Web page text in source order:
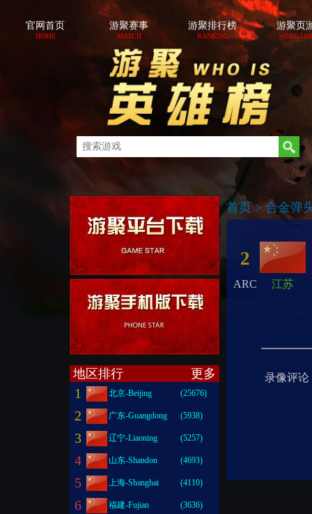
官网首页
HOME
游聚赛事
MATCH
游聚排行榜
RANKING
游聚页
地区排行 更多
1 北京-Beijing (25676)
2 广东-Guangdong (5938)
3 辽宁-Liaoning (5257)
4 山东-Shandon (4693)
5 上海-Shanghai (4110)
6 福建-Fujian (3636)
首页 > 合金弹
2
ARC 江苏
录像评论